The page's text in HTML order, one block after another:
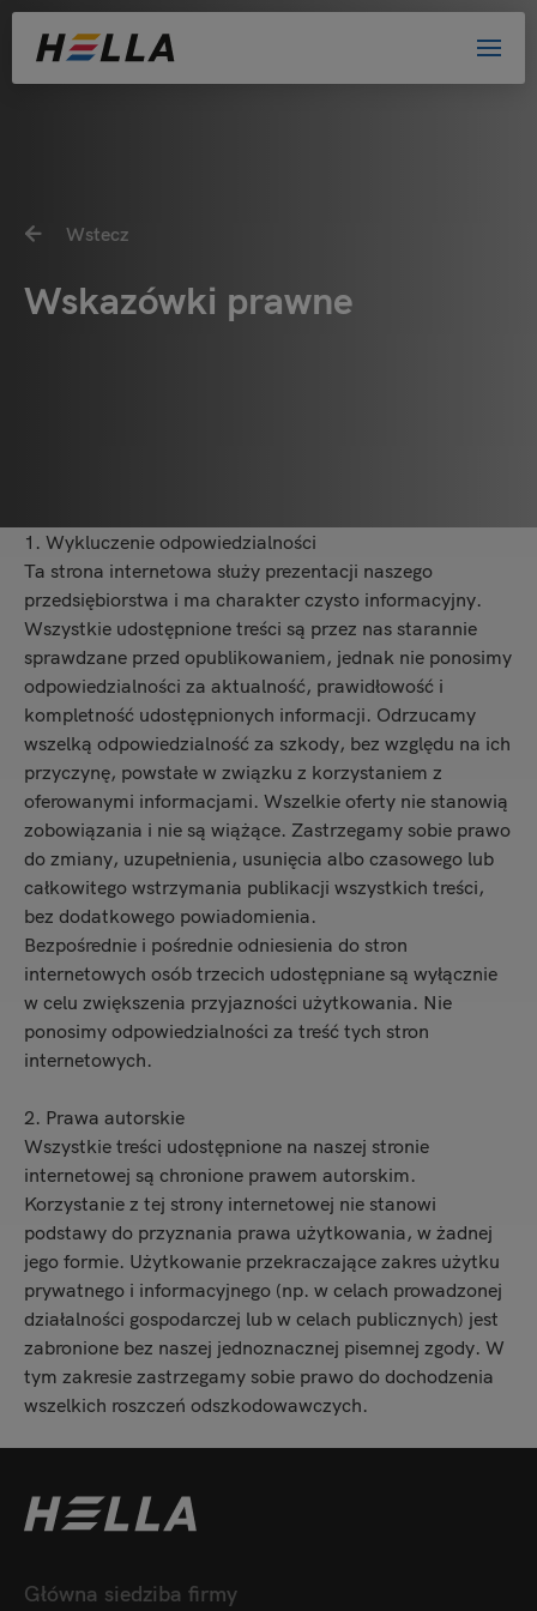
Wstecz
Wskazówki prawne
1. Wykluczenie odpowiedzialności
Ta strona internetowa służy prezentacji naszego
przedsiębiorstwa i ma charakter czysto informacyjny.
Wszystkie udostępnione treści są przez nas starannie
sprawdzane przed opublikowaniem, jednak nie ponosimy
odpowiedzialności za aktualność, prawidłowość i
kompletność udostępnionych informacji. Odrzucamy
wszelką odpowiedzialność za szkody, bez względu na ich
przyczynę, powstałe w związku z korzystaniem z
oferowanymi informacjami. Wszelkie oferty nie stanowią
zobowiązania i nie są wiążące. Zastrzegamy sobie prawo
do zmiany, uzupełnienia, usunięcia albo czasowego lub
całkowitego wstrzymania publikacji wszystkich treści,
bez dodatkowego powiadomienia.
Bezpośrednie i pośrednie odniesienia do stron
internetowych osób trzecich udostępniane są wyłącznie
w celu zwiększenia przyjazności użytkowania. Nie
ponosimy odpowiedzialności za treść tych stron
internetowych.
2. Prawa autorskie
Wszystkie treści udostępnione na naszej stronie
internetowej są chronione prawem autorskim.
Korzystanie z tej strony internetowej nie stanowi
podstawy do przyznania prawa użytkowania, w żadnej
jego formie. Użytkowanie przekraczające zakres użytku
prywatnego i informacyjnego (np. w celach prowadzonej
działalności gospodarczej lub w celach publicznych) jest
zabronione bez naszej jednoznacznej pisemnej zgody. W
tym zakresie zastrzegamy sobie prawo do dochodzenia
wszelkich roszczeń odszkodowawczych.
Główna siedziba firmy